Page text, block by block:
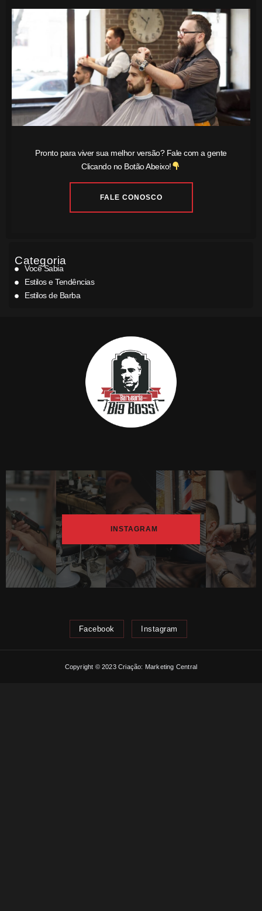
Pronto para viver sua melhor versão? Fale com a gente
Clicando no Botão Abeixo!
FALE CONOSCO
Categoria
Você Sabia
Estilos e Tendências
Estilos de Barba
INSTAGRAM
Facebook Instagram
Copyright © 2023 Criação: Marketing Central